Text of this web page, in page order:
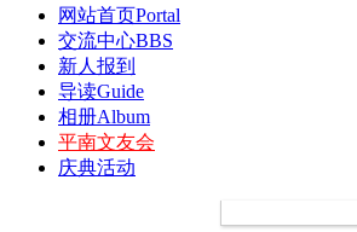
网站首页Portal
交流中心BBS
新人报到
导读Guide
相册Album
平南文友会
庆典活动